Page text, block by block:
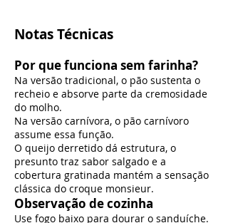
Notas Técnicas
Por que funciona sem farinha?
Na versão tradicional, o pão sustenta o
recheio e absorve parte da cremosidade
do molho.
Na versão carnívora, o pão carnívoro
assume essa função.
O queijo derretido dá estrutura, o
presunto traz sabor salgado e a
cobertura gratinada mantém a sensação
clássica do croque monsieur.
Observação de cozinha
Use fogo baixo para dourar o sanduíche.